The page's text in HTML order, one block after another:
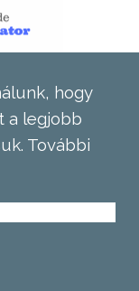
hogy
a legjobb
További